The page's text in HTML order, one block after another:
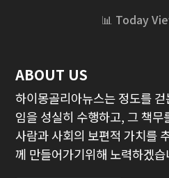
📊 Today
ABOUT US
하이몽골리아뉴스는 정도를
임을 성실히 수행하고, 그 책무
사람과 사회의 보편적 가치를
께 만들어가기위해 노력하겠습